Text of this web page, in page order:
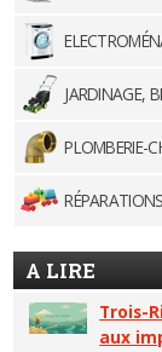
JARDINAGE,
PLOMBERIE-
A LIRE
Trois-
aux